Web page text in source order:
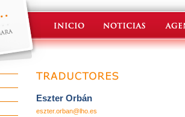
Eszter Orbán
eszter.orban@lho.es